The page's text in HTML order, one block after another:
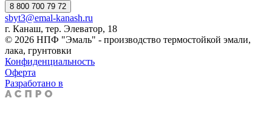
8 800 700 79 72
sbyt3@emal-kanash.ru
г. Канаш, тер. Элеватор, 18
© 2026 НПФ "Эмаль" - производство термостойкой эмали,
лака, грунтовки
Конфиденциальность
Оферта
Разработано в